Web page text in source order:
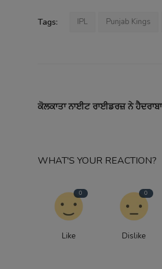
Tags: IPL Punjab Kings
ਕੋਲਕਾਤਾ ਨਾਈਟ ਰਾਈਡਰਜ਼ ਨੇ
WHAT'S YOUR REACTION?
0
Like
0
Dislike